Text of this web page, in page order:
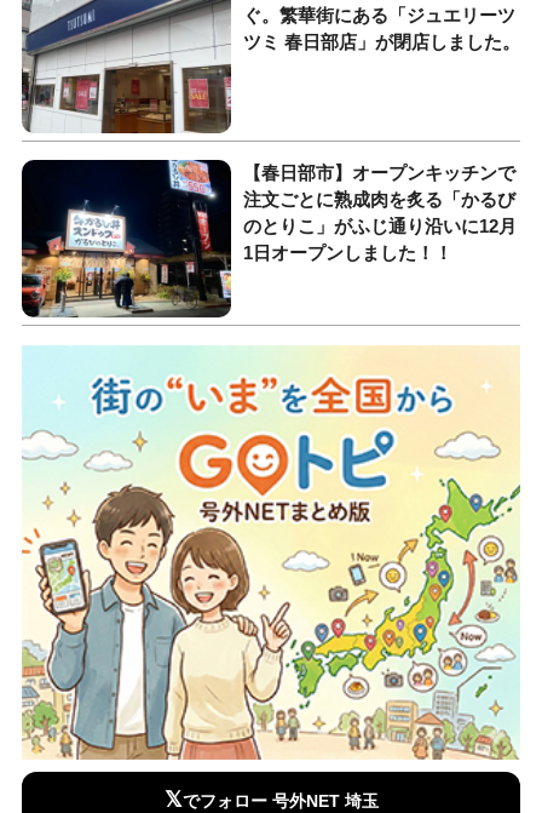
ぐ。繁華街にある「ジュエリーツ
ツミ 春日部店」が閉店しました。
【春日部市】オープンキッチンで
注文ごとに熟成肉を炙る「かるび
のとりこ」がふじ通り沿いに12月
1日オープンしました！！
𝕏でフォロー 号外NET 埼玉